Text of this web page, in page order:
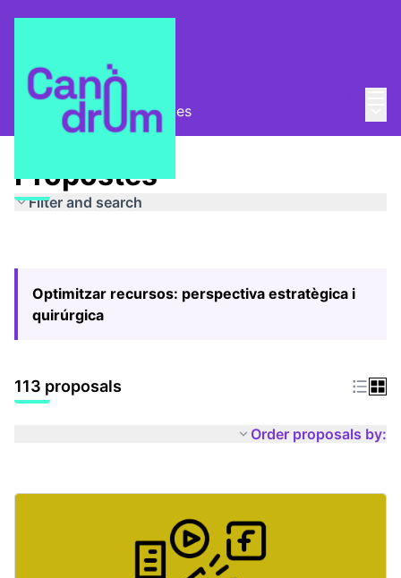
Pla Estratègic Propostes
Propostes
Filter and search
Optimitzar recursos: perspectiva estratègica i
quirúrgica
113 proposals
Order proposals by: